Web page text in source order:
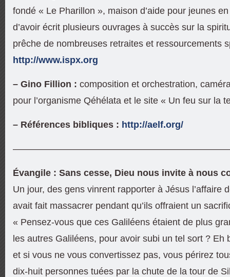
fondé « Le Pharillon », maison d’aide pour jeunes
d’avoir écrit plusieurs ouvrages à succès sur la
prêche de nombreuses retraites et ressourcements
http://www.ispx.org
– Gino Fillion : composition et orchestration,
pour l’organisme Qéhélata et le site « Un feu sur la
– Références bibliques : http://aelf.org/
Évangile : Sans cesse, Dieu nous invite à nous
Un jour, des gens vinrent rapporter à Jésus l’affaire
avait fait massacrer pendant qu’ils offraient un
« Pensez-vous que ces Galiléens étaient de plus
les autres Galiléens, pour avoir subi un tel sort ? Eh
et si vous ne vous convertissez pas, vous périrez
dix-huit personnes tuées par la chute de la tour de